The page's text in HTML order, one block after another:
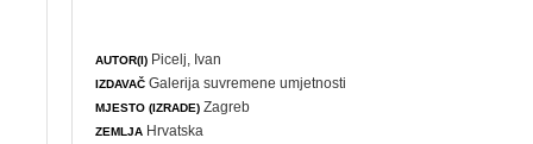
AUTOR(I) Picelj, Ivan
IZDAVAČ Galerija suvremene umjetnosti
MJESTO (IZRADE) Zagreb
ZEMLJA Hrvatska